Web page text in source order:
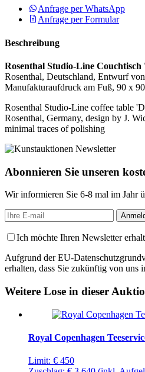
Anfrage per WhatsApp
Anfrage per Formular
Beschreibung
Rosenthal Studio-Line
Rosenthal, Deutschland, Entwurf
Manufakturaufdruck am Fuß, 90 x
Rosenthal Studio-Line coffee table
Rosenthal, Germany, design by J.
minimal traces of polishing
Abonnieren Sie unseren
Wir informieren Sie 6-8 mal im Jahr
Ich möchte Ihren Newsletter
Aufgrund der EU-
erhalten, dass Sie zukünftig von uns
Weitere Lose in dieser
Royal Copenhagen
Limit: € 450